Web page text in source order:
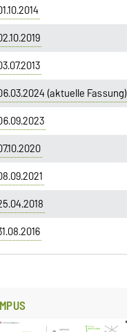
(aktuelle Fassung)